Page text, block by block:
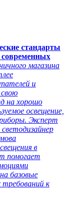
стандарты
современных
магазина
и
на хорошо
освещение,
Эксперт
в
помогает
базовые
требований к